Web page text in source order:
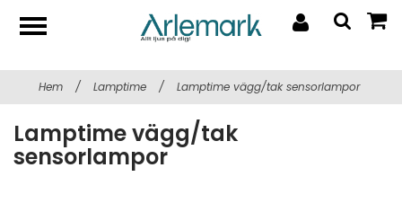
Hem / Lamptime / Lamptime vägg/tak sensorlampor
Lamptime vägg/tak
sensorlampor